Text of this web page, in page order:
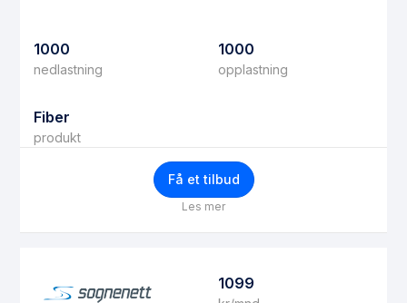
1000
nedlastning
1000
opplastning
Fiber
produkt
Få et tilbud
Les mer
1099